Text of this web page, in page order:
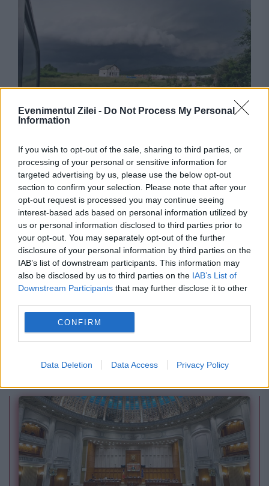
Evenimentul Zilei - Do Not Process My Personal
Information
If you wish to opt-out of the sale, sharing to third parties, or
processing of your personal or sensitive information for
targeted advertising by us, please use the below opt-out
section to confirm your selection. Please note that after your
opt-out request is processed you may continue seeing
interest-based ads based on personal information utilized by
us or personal information disclosed to third parties prior to
your opt-out. You may separately opt-out of the further
disclosure of your personal information by third parties on the
IAB’s list of downstream participants. This information may
also be disclosed by us to third parties on the IAB’s List of
Downstream Participants that may further disclose it to other
CONFIRM
Data Deletion Data Access Privacy Policy
VREMEA
pentru mare parte din țară. Unde lovesc
vijeliile
Caniculă sufocantă și furtuni violente în
București. Prognoza specială emisă de ANM